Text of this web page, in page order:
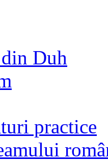
Duh
practice